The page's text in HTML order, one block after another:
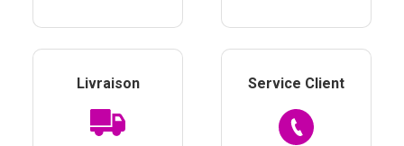
Livraison Service Client